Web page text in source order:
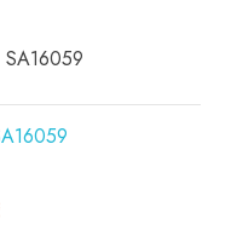
SA16059